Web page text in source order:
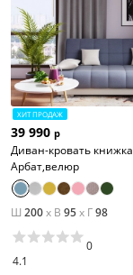
ХИТ ПРОДАЖ
39 990 р
Диван-кровать книжка
Арбат,велюр
Ш 200x В 95x Г98
4.1
0